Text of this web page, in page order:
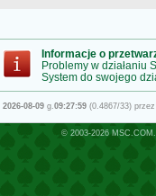
Informacje o
Problemy w działaniu
System do swojego
2026-08-09g.09:27:59(0.4867/33)
© 2003-2026